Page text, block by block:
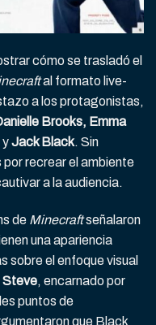
cómo se trasladó el
al formato live-
a los protagonistas,
Brooks, Emma
yJack Black. Sin
recrear el ambiente
a la audiencia.
de Minecraftseñalaron
una apariencia
sobre el enfoque visual
Steve, encarnado por
puntos de
que Black